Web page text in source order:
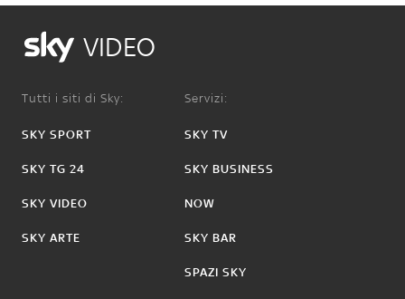
VIDEO
Tutti i siti di Sky:
SKY SPORT
SKY TG 24
SKY VIDEO
SKY ARTE
Servizi:
SKY TV
SKY BUSINESS
NOW
SKY BAR
SPAZI SKY